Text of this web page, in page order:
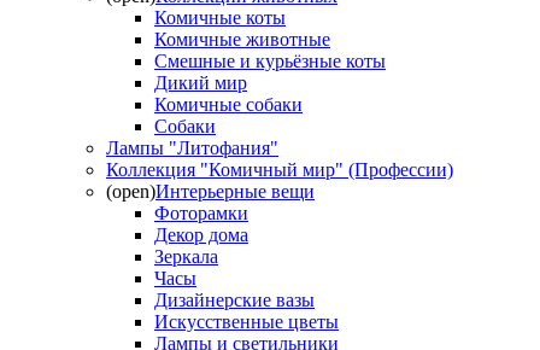
Комичные коты
Комичные животные
Смешные и курьёзные коты
Дикий мир
Комичные собаки
Собаки
Лампы "Литофания"
Коллекция "Комичный мир" (Профессии)
(open)Интерьерные вещи
Фоторамки
Декор дома
Зеркала
Часы
Дизайнерские вазы
Искусственные цветы
Лампы и светильники